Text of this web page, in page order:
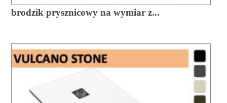
brodzik prysznicowy na wymiar z...